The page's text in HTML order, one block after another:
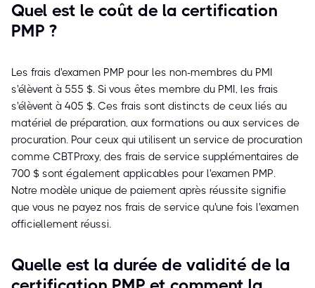
Quel est le coût de la certification
PMP ?
Les frais d'examen PMP pour les non-membres du PMI
s'élèvent à 555 $. Si vous êtes membre du PMI, les frais
s'élèvent à 405 $. Ces frais sont distincts de ceux liés au
matériel de préparation, aux formations ou aux services de
procuration. Pour ceux qui utilisent un service de procuration
comme CBTProxy, des frais de service supplémentaires de
700 $ sont également applicables pour l'examen PMP.
Notre modèle unique de paiement après réussite signifie
que vous ne payez nos frais de service qu'une fois l'examen
officiellement réussi.
Quelle est la durée de validité de la